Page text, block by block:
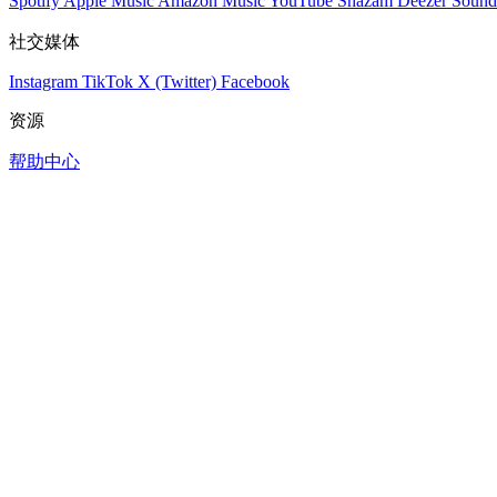
社交媒体
Instagram TikTok X (Twitter) Facebook
资源
帮助中心